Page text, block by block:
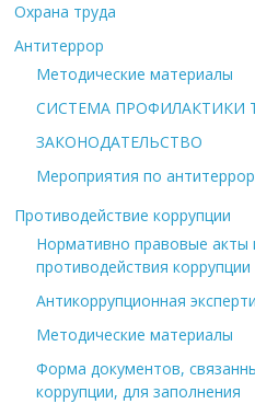
Охрана труда
Антитеррор
Методические материалы
СИСТЕМА ПРОФИЛАКТИКИ
ЗАКОНОДАТЕЛЬСТВО
Мероприятия по
Противодействие коррупции
Нормативно правовые акты
противодействия коррупции
Антикоррупционная
Методические материалы
Форма документов,
коррупции, для заполнения